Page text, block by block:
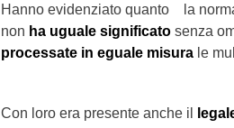
Hanno evidenziato quanto la
non ha uguale significato senza
processate in eguale misura le
Con loro era presente anche il